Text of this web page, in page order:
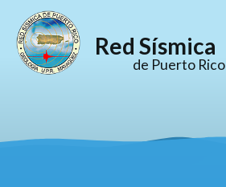
Red Sísmica
de Puerto Rico